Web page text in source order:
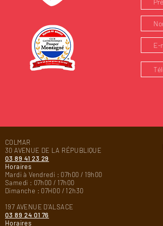
COLMAR
30 AVENUE DE LA RÉPUBLIQUE
03 89 41 23 29
Horaires
Mardi à Vendredi : 07h00 / 19h00
Samedi : 07h00 / 17h00
Dimanche : 07H00 / 12h30
197 AVENUE D'ALSACE
03 89 24 01 76
Horaires